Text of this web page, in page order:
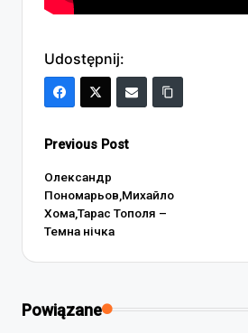
Udostępnij:
Post
navigation
Previous Post
Олександр
Пономарьов,Михайло
Хома,Тарас Тополя –
Темна нічка
Powiązane